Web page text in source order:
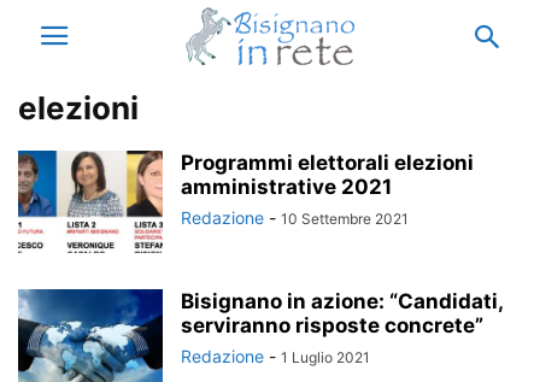
elezioni
Programmi elettorali elezioni
amministrative 2021
Redazione - 10 Settembre 2021
Bisignano in azione: “Candidati,
serviranno risposte concrete”
Redazione - 1 Luglio 2021